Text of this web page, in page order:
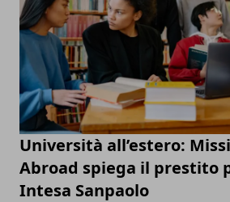
Università all’estero:
Abroad spiega il prestito
Intesa Sanpaolo